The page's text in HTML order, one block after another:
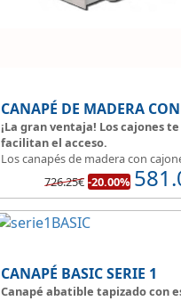
¡La gran ventaja! Los cajones te
facilitan el acceso.
Los canapés de madera con
permiten tener un espacio
de las ventajas que nos ofrecen
puedes disponer y acceder a lo
almacenado en los cajones
permite guardar lo que quieras
entre polvo, así tus cosas estarán
726.25€ -20.00%
CANAPÉ BASIC SERIE 1
Canapé abatible tapizado con